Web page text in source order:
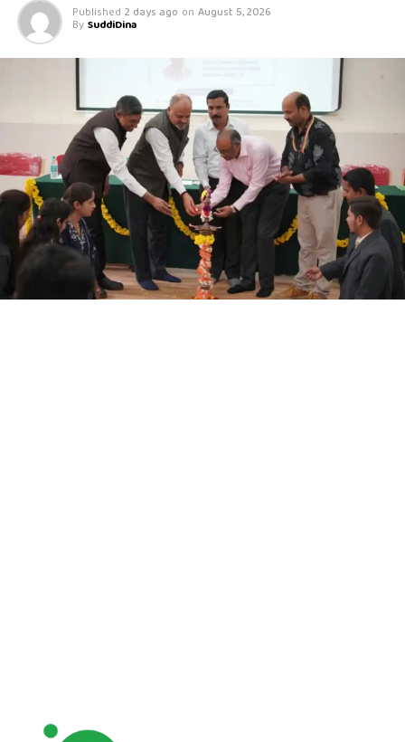
Published 2 days ago on August 5, 2026
By SuddiDina